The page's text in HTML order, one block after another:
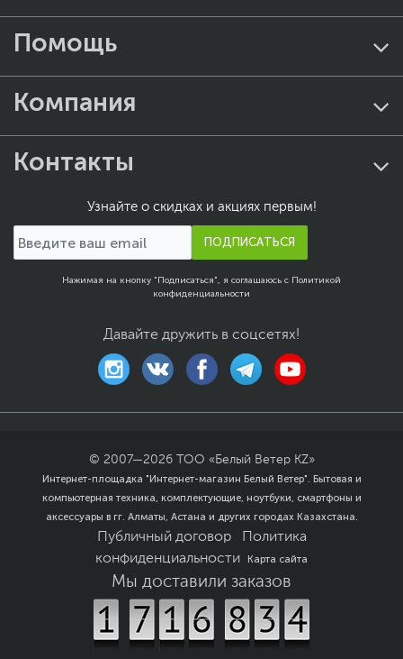
Помощь
Компания
Контакты
Узнайте о скидках и акциях первым!
ПОДПИСАТЬСЯ
Нажимая на кнопку "Подписаться", я соглашаюсь с Политикой
конфиденциальности
Давайте дружить в соцсетях!
© 2007—2026
ТОО «Белый Ветер KZ»
Интернет-площадка "Интернет-магазин Белый Ветер". Бытовая и
компьютерная техника, комплектующие, ноутбуки, смартфоны и
аксессуары в гг. Алматы, Астана и других городах Казахстана.
Публичный договор
Политика
конфиденциальности
Карта сайта
Мы доставили заказов